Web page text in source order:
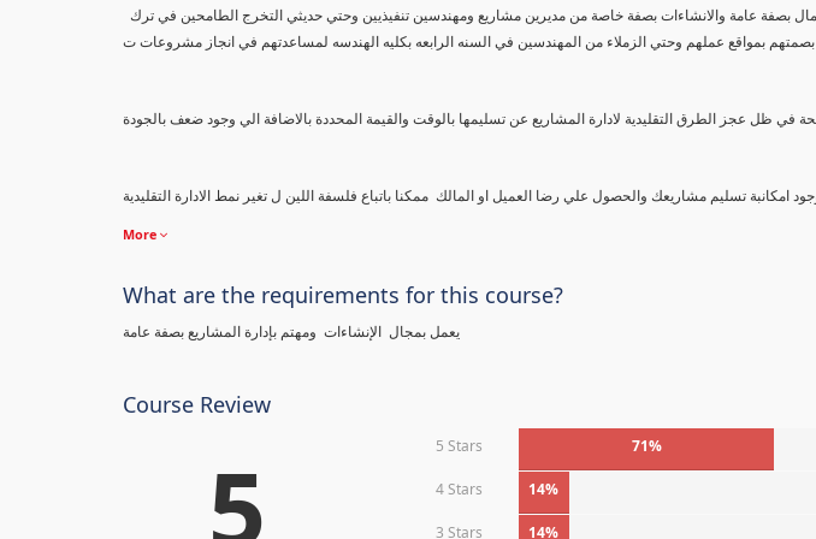
بصمتهم بمواقع عملهم وحتي الزملاء من المهندسين في السنه الرابعه بكليه الهندسه لمساعدتهم في انجاز مشروعات ت
More
What are the requirements for this course?
Course Review
5 5 Stars 71%
4 Stars 14%
3 Stars 14%